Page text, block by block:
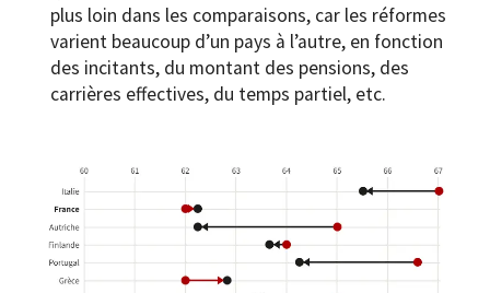
plus loin dans les comparaisons, car les réformes
varient beaucoup d’un pays à l’autre, en fonction
des incitants, du montant des pensions, des
carrières effectives, du temps partiel, etc.